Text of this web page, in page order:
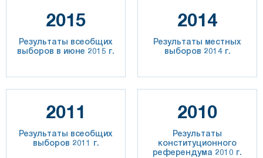
2015
Результаты всеобщих
выборов в июне 2015 г.
2014
Результаты местных
выборов 2014 г.
2011
Результаты всеобщих
выборов 2011 г.
2010
Результаты
конституционного
референдума 2010 г.